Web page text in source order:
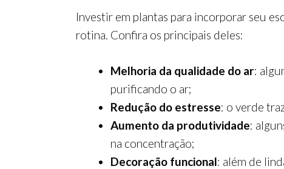
Investir em plantas para incorporar seu
rotina. Confira os principais deles:
Melhoria da qualidade do ar:
purificando o ar;
Redução do estresse: o verde
Aumento da produtividade:
na concentração;
Decoração funcional: além de